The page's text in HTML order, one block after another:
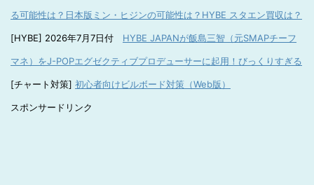
る可能性は？日本版ミン・ヒジンの可能性は？HYBE スタエン買収は？
[HYBE] 2026年7月7日付 HYBE JAPANが飯島三智（元SMAPチーフ
マネ）をJ-POPエグゼクティブプロデューサーに起用！びっくりすぎる
[チャート対策] 初心者向けビルボード対策（Web版）
スポンサードリンク